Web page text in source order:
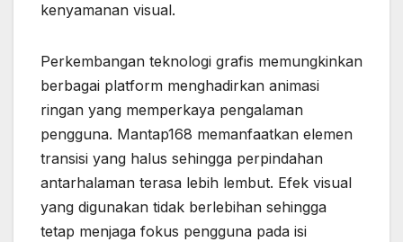
kenyamanan visual.
Perkembangan teknologi grafis memungkinkan
berbagai platform menghadirkan animasi
ringan yang memperkaya pengalaman
pengguna. Mantap168 memanfaatkan elemen
transisi yang halus sehingga perpindahan
antarhalaman terasa lebih lembut. Efek visual
yang digunakan tidak berlebihan sehingga
tetap menjaga fokus pengguna pada isi